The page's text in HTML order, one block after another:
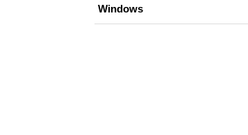
Windows